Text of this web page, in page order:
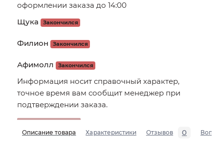
оформлении заказа до 14:00
Щука
Закончился
Филион Закончился
Афимолл Закончился
Информация носит справочный характер,
точное время вам сообщит менеджер при
подтверждении заказа.
Описание товара Характеристики Отзывов 0